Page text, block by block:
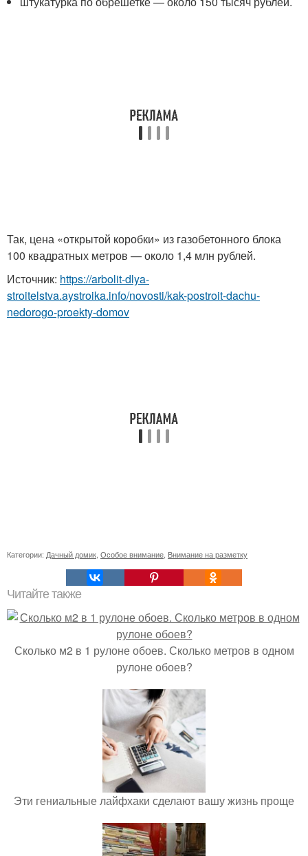
Так, цена «открытой коробки» из газобетонного блока
100 квадратных метров — около 1,4 млн рублей.
Источник: https://arbolit-dlya-
stroitelstva.aystroika.info/novosti/kak-postroit-dachu-
nedorogo-proekty-domov
Категории: Дачный домик Особое внимание Внимание на разметку
Читайте также
Сколько м2 в 1 рулоне обоев. Сколько метров в одном
рулоне обоев?
Эти гениальные лайфхаки сделают вашу жизнь проще